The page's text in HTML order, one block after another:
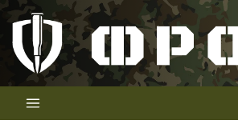
Скип
цонтент
Телевизија ФРОНТ
Први војни канал у Србији